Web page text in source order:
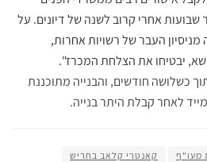
שבועות אחרי קרוב לשנה של דיונים. על
העבר של רשויות אחרות,
יבטיחו את הצלחת המכרז".
כשלושה חודשים, והבנייה מתוכננת
לאחר קבלת היתר בנייה.
מעו"ף
קאנטרי קלאב בחריש